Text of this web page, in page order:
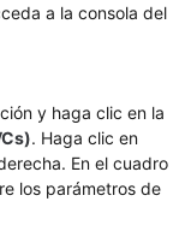
a la consola del
y haga clic en la
. Haga clic en
En el cuadro
los parámetros de